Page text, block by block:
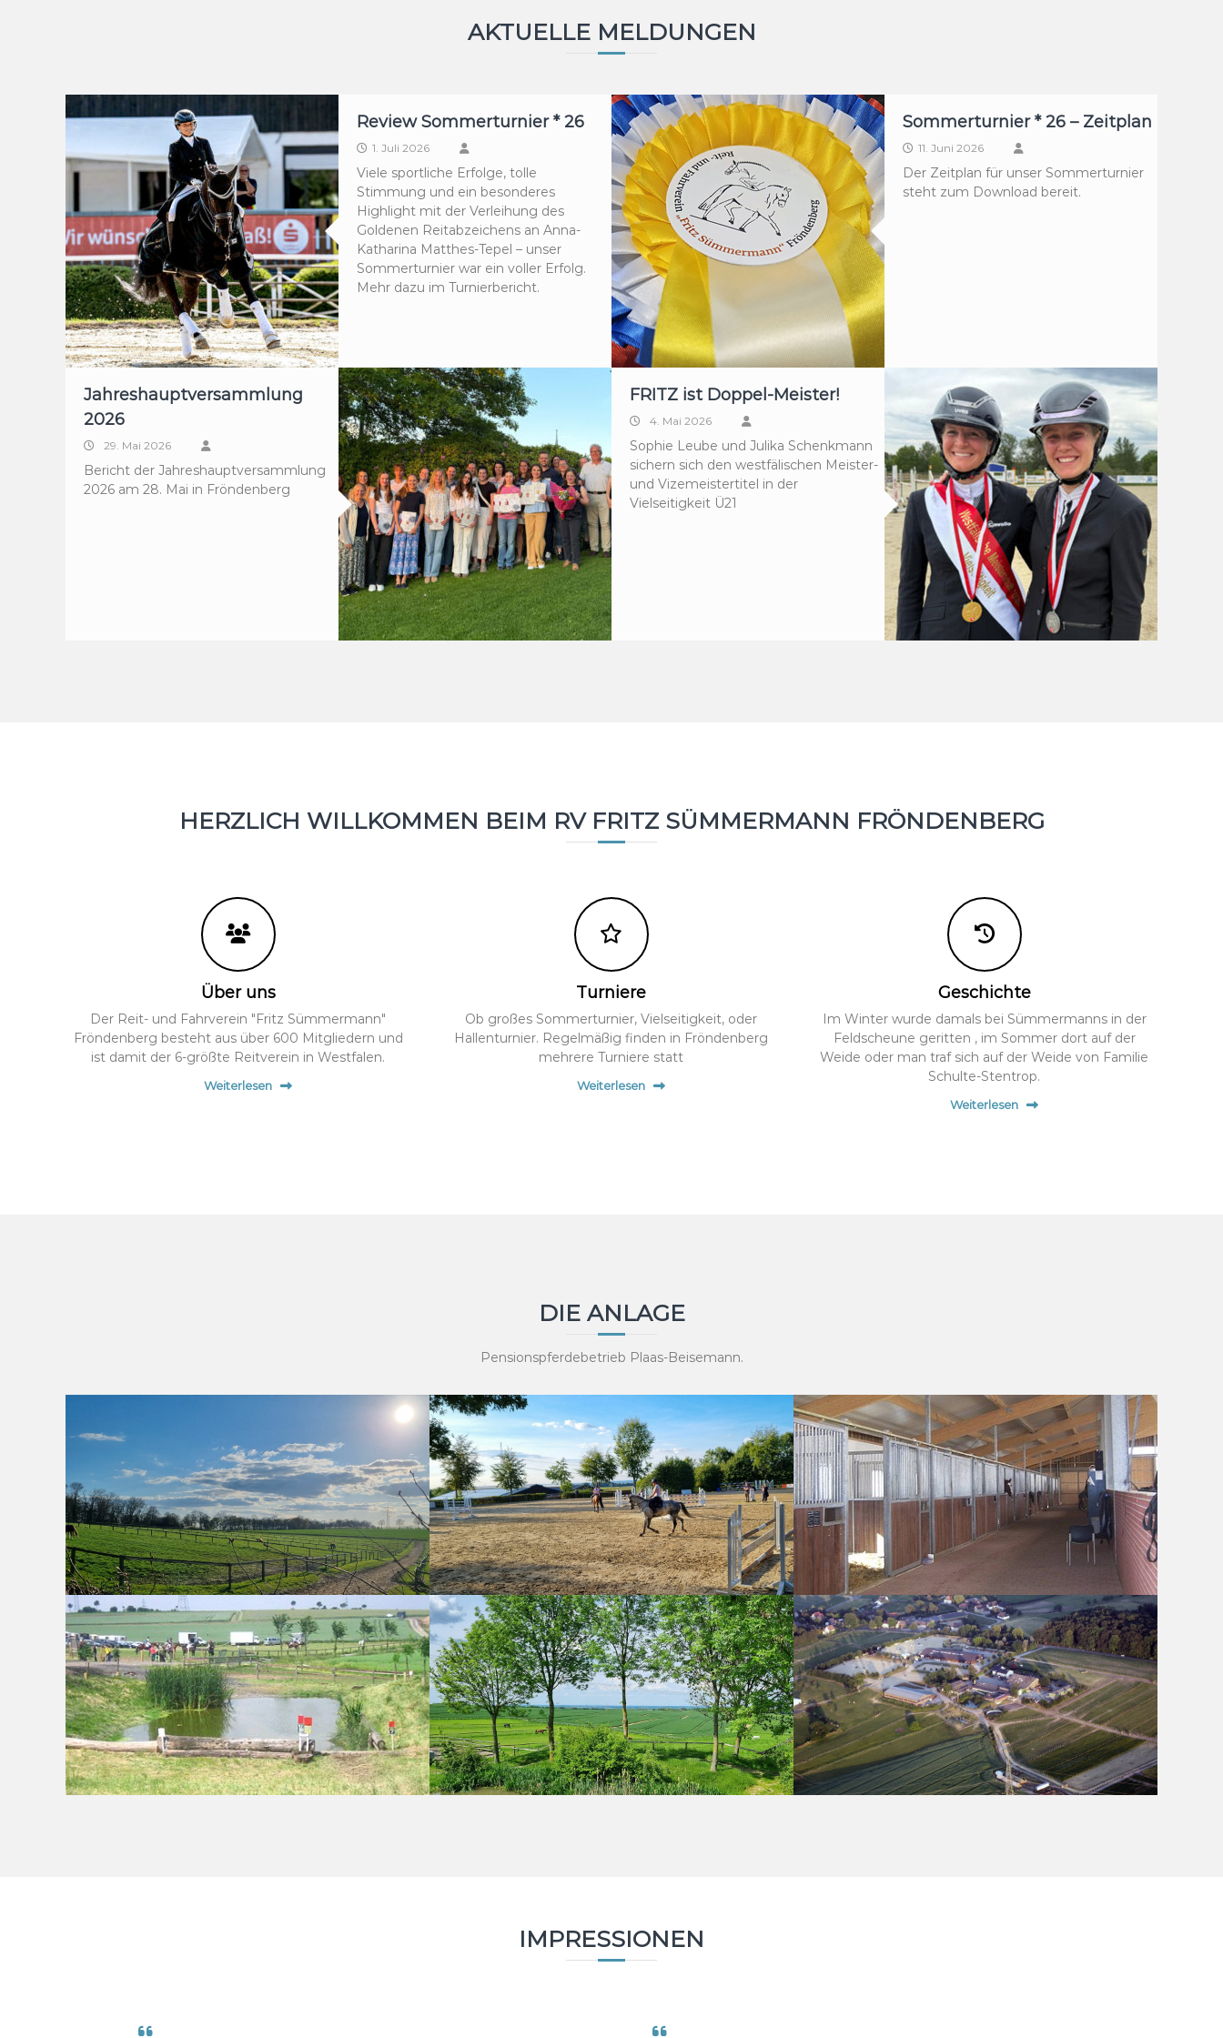
AKTUELLE MELDUNGEN
Review Sommerturnier * 26
1. Juli 2026
Viele sportliche Erfolge, tolle
Stimmung und ein besonderes
Highlight mit der Verleihung des
Goldenen Reitabzeichens an Anna-
Katharina Matthes-Tepel – unser
Sommerturnier war ein voller Erfolg.
Mehr dazu im Turnierbericht.
Sommerturnier * 26 – Zeitplan
11. Juni 2026
Der Zeitplan für unser Sommerturnier
steht zum Download bereit.
Jahreshauptversammlung
2026
29. Mai 2026
Bericht der Jahreshauptversammlung
2026 am 28. Mai in Fröndenberg
FRITZ ist Doppel-Meister!
4. Mai 2026
Sophie Leube und Julika Schenkmann
sichern sich den westfälischen Meister-
und Vizemeistertitel in der
Vielseitigkeit Ü21
HERZLICH WILLKOMMEN BEIM RV FRITZ SÜMMERMANN FRÖNDENBERG
Über uns
Der Reit- und Fahrverein "Fritz Sümmermann"
Fröndenberg besteht aus über 600 Mitgliedern und
ist damit der 6-größte Reitverein in Westfalen.
Weiterlesen
Turniere
Ob großes Sommerturnier, Vielseitigkeit, oder
Hallenturnier. Regelmäßig finden in Fröndenberg
mehrere Turniere statt
Weiterlesen
Geschichte
Im Winter wurde damals bei Sümmermanns in der
Feldscheune geritten , im Sommer dort auf der
Weide oder man traf sich auf der Weide von Familie
Schulte-Stentrop.
Weiterlesen
DIE ANLAGE
Pensionspferdebetrieb Plaas-Beisemann.
IMPRESSIONEN